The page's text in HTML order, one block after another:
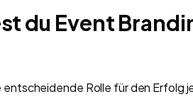
du Event
Rolle für den Erfolg